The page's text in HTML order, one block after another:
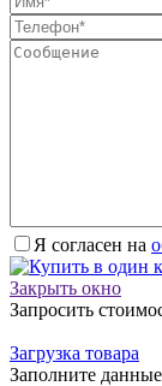
Я согласен на
Закрыть окно
Запросить
Загрузка товара
Заполните